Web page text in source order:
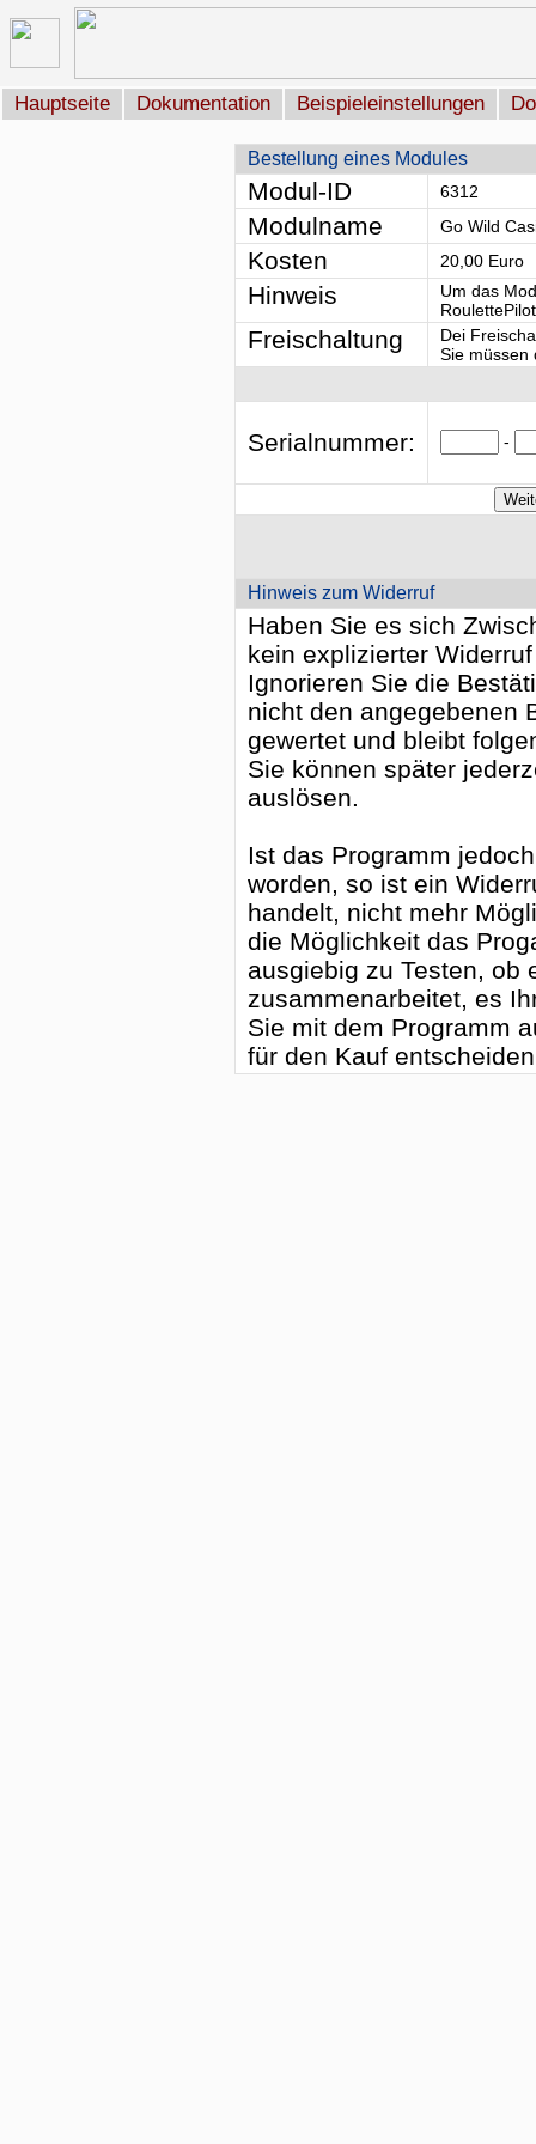
Hauptseite Dokumentation Beispieleinstellungen
Bestellung eines Modules
Modul-ID 6312
Modulname Go Wild
Kosten 20,00 Euro
Hinweis
Um das
Freischaltung
Dei
Sie müssen
Serialnummer: -
Hinweis zum Widerruf
Haben Sie es sich
kein explizierter
Ignorieren Sie die
nicht den angegebenen
gewertet und bleibt
Sie können später
auslösen.
Ist das Programm
worden, so ist ein
handelt, nicht mehr
die Möglichkeit das
ausgiebig zu Testen, ob
zusammenarbeitet, es
Sie mit dem Programm
für den Kauf